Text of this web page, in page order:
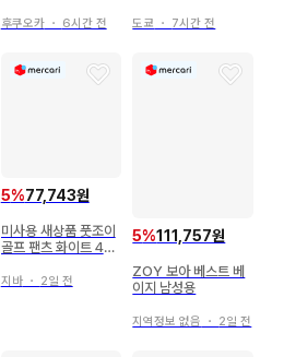
후쿠오카・ 6시간 전 도쿄 ・ 7시간 전
5%77,743원
미사용 새상품 풋조이
골프 팬츠 화이트 4W
지바・ 2일 전
5%111,757원
ZOY 보아 베스트 베
이지 남성용
지역정보 없음 ・ 2일 전